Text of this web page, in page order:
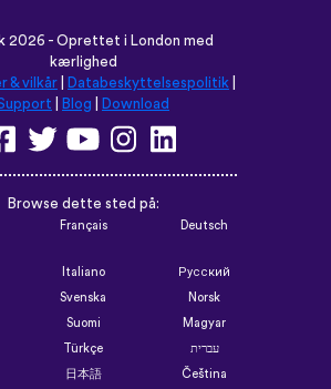
2026 - Oprettet i London med
kærlighed
& vilkår
Databeskyttelsespolitik
Blog Download
Browse dette sted på:
Français Deutsch
Italiano Русский
Svenska Norsk
Suomi Magyar
Türkçe עברית
日本語 Čeština